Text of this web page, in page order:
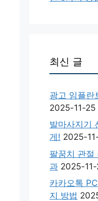
최신 글
광고 임플란
2025-11-25
발마사지기
게! 2025-
팔꿈치 관절
과 2025-
카카오톡
지 방법